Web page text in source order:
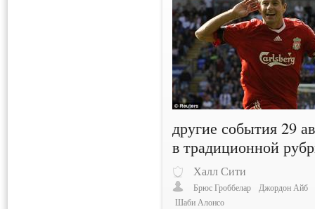
другие события 29
в традиционной
Халл Сити
Брюс Гроббелар
Джордон Айб
Шаби Алонсо